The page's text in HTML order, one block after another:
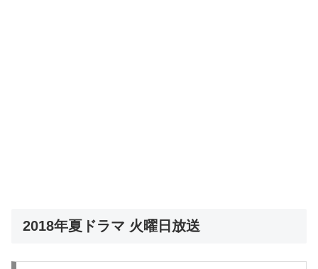
2018年夏ドラマ 火曜日放送